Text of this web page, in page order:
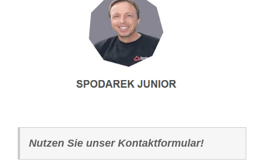
Nutzen Sie unser Kontaktformular!